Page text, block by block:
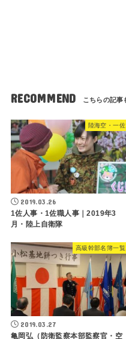
RECOMMEND
陸海空・一佐
2019.03.26
1佐人事・1佐職人事｜2019年3
月・陸上自衛隊
高級幹部名簿一覧
2019.03.27
亀岡弘（防衛監察本部監察官・空